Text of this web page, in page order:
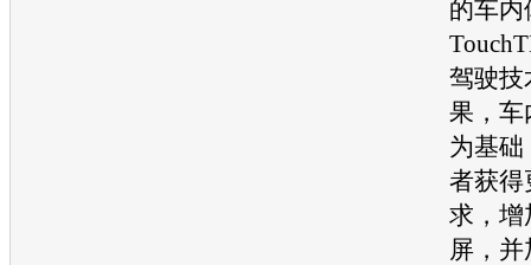
的车内
驾驶技
果，车
为基
者获得
求，增
屏，